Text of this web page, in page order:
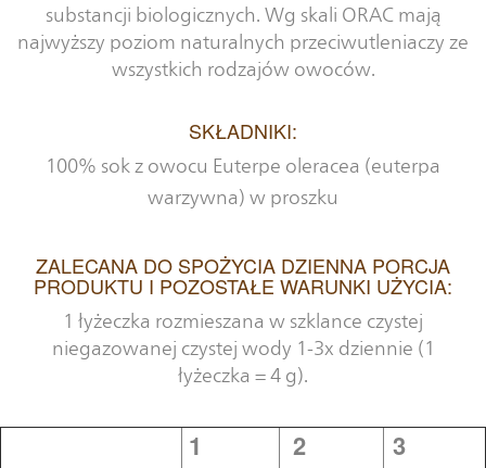
substancji biologicznych. Wg skali ORAC mają
najwyższy poziom naturalnych przeciwutleniaczy ze
wszystkich rodzajów owoców.
SKŁADNIKI:
100% sok z owocu Euterpe oleracea (euterpa
warzywna) w proszku
ZALECANA DO SPOŻYCIA DZIENNA PORCJA
PRODUKTU I POZOSTAŁE WARUNKI UŻYCIA:
1 łyżeczka rozmieszana w szklance czystej
niegazowanej czystej wody 1-3x dziennie (1
łyżeczka = 4 g).
1
2
3